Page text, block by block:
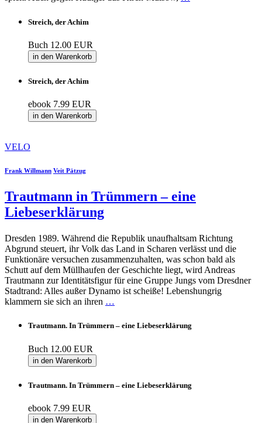
Streich, der Achim
Buch 12.00 EUR
in den Warenkorb
Streich, der Achim
ebook 7.99 EUR
in den Warenkorb
VELO
Frank Willmann Veit Pätzug
Trautmann in Trümmern – eine
Liebeserklärung
Dresden 1989. Während die Republik unaufhaltsam Richtung
Abgrund steuert, ihr Volk das Land in Scharen verlässt und die
Funktionäre versuchen zusammenzuhalten, was schon bald als
Schutt auf dem Müllhaufen der Geschichte liegt, wird Andreas
Trautmann zur Identitätsfigur für eine Gruppe Jungs vom Dresdner
Stadtrand: Alles außer Dynamo ist scheiße! Lebenshungrig
klammern sie sich an ihren …
Trautmann. In Trümmern – eine Liebeserklärung
Buch 12.00 EUR
in den Warenkorb
Trautmann. In Trümmern – eine Liebeserklärung
ebook 7.99 EUR
in den Warenkorb